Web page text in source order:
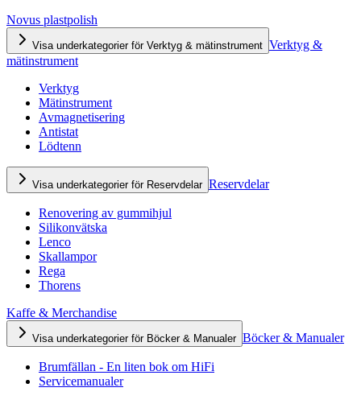
Novus plastpolish
Visa underkategorier för Verktyg & mätinstrument Verktyg &
mätinstrument
Verktyg
Mätinstrument
Avmagnetisering
Antistat
Lödtenn
Visa underkategorier för Reservdelar Reservdelar
Renovering av gummihjul
Silikonvätska
Lenco
Skallampor
Rega
Thorens
Kaffe & Merchandise
Visa underkategorier för Böcker & Manualer Böcker & Manualer
Brumfällan - En liten bok om HiFi
Servicemanualer